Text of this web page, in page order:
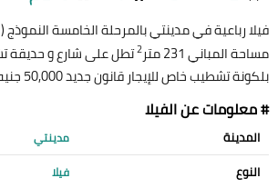
فيلا رباعية في مدينتي بالمرحلة الخامسة النموذج (
مساحة المباني 231 متر 2
بلكونة تشطيب خاص للإيجار قانون جديد 50,000 جنيه
# معلومات عن الفيلا
المدينة مدينتي
النوع فيلا